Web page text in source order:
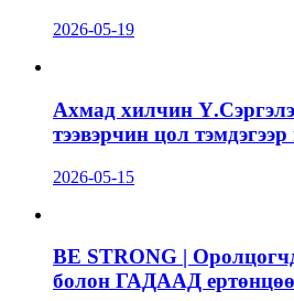
2026-05-19
Ахмад хилчин
тээвэрчин цол
2026-05-15
BE STRONG |
болон ГАДААД